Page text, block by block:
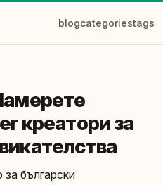
blogcategoriestags
креатори за
български